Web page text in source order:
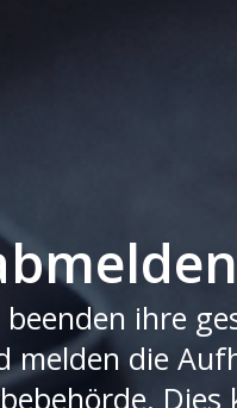
beenden ihre
melden die